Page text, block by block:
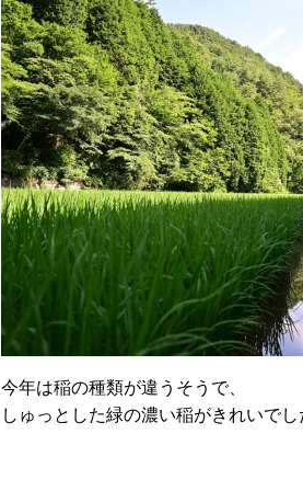
今年は稲の種類が違うそうで、
しゅっとした緑の濃い稲がきれいでし